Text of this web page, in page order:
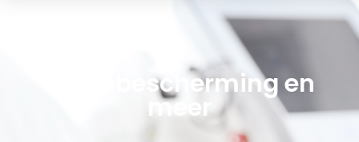
Laser bescherming en
meer